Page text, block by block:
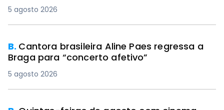
5 agosto 2026
B. Cantora brasileira Aline Paes regressa a
Braga para “concerto afetivo”
5 agosto 2026